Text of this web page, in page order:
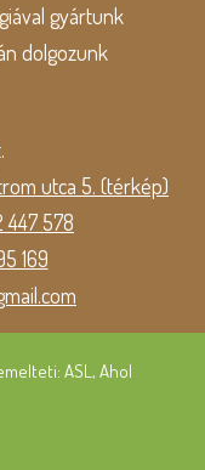
gyártunk
dolgozunk
utca 5. (térkép)
447 578
169
ASL, Ahol